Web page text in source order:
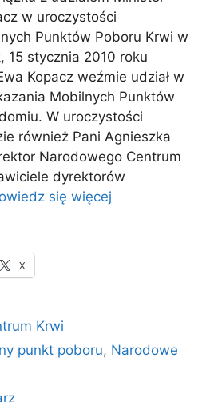
w uroczystości
Punktów Poboru Krwi w
15 stycznia 2010 roku
Kopacz weźmie udział w
Mobilnych Punktów
W uroczystości
również Pani Agnieszka
Narodowego Centrum
dyrektorów
się więcej
X
Krwi
punkt poboru, Narodowe